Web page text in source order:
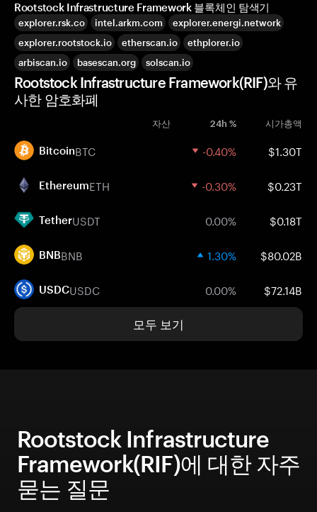
Rootstock Infrastructure Framework 블록체인 탐색기
explorer.rsk.co intel.arkm.com
explorer.energi.network
explorer.rootstock.io
etherscan.io
ethplorer.io
arbiscan.io
basescan.org solscan.io
Rootstock Infrastructure Framework(RIF)와 유
사한 암호화폐
자산 24h % 시가총액
BitcoinBTC -0.40% $1.30T
EthereumETH -0.30% $0.23T
TetherUSDT 0.00% $0.18T
BNBBNB 1.30% $80.02B
USDCUSDC 0.00% $72.14B
모두 보기
Rootstock Infrastructure
Framework(RIF)에 대한 자주
묻는 질문